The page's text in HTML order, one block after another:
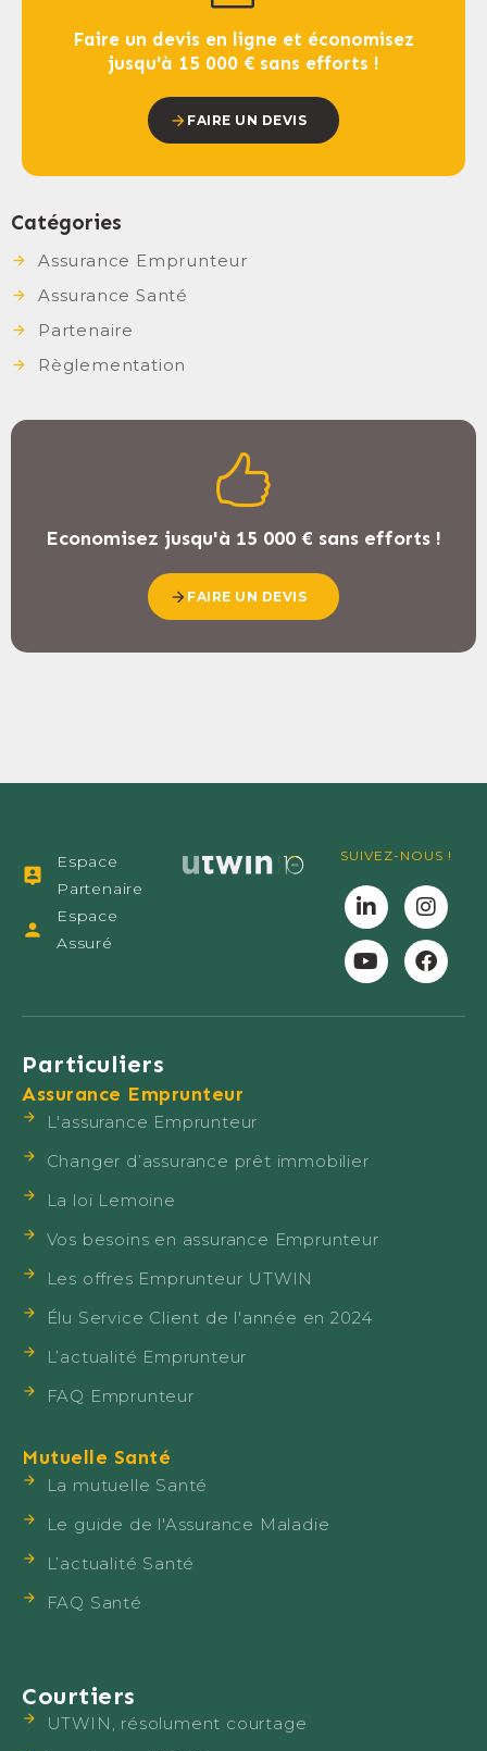
Faire un devis en ligne et économisez
jusqu'à 15 000 € sans efforts !
FAIRE UN DEVIS
Catégories
Assurance Emprunteur
Assurance Santé
Partenaire
Règlementation
Economisez jusqu'à 15 000 € sans efforts !
FAIRE UN DEVIS
Espace
Partenaire
Espace
Assuré
SUIVEZ-NOUS !
Particuliers
Assurance Emprunteur
L'assurance Emprunteur
Changer d’assurance prêt immobilier
La loi Lemoine
Vos besoins en assurance Emprunteur
Les offres Emprunteur UTWIN
Élu Service Client de l'année en 2024
L’actualité Emprunteur
FAQ Emprunteur
Mutuelle Santé
La mutuelle Santé
Le guide de l'Assurance Maladie
L’actualité Santé
FAQ Santé
Courtiers
UTWIN, résolument courtage